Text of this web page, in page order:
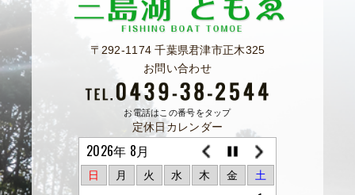
〒292-1174 千葉県君津市正木325
お問い合わせ
お電話はこの番号をタップ
定休日カレンダー
2026年 8月
日 月 火 水 木 金 土